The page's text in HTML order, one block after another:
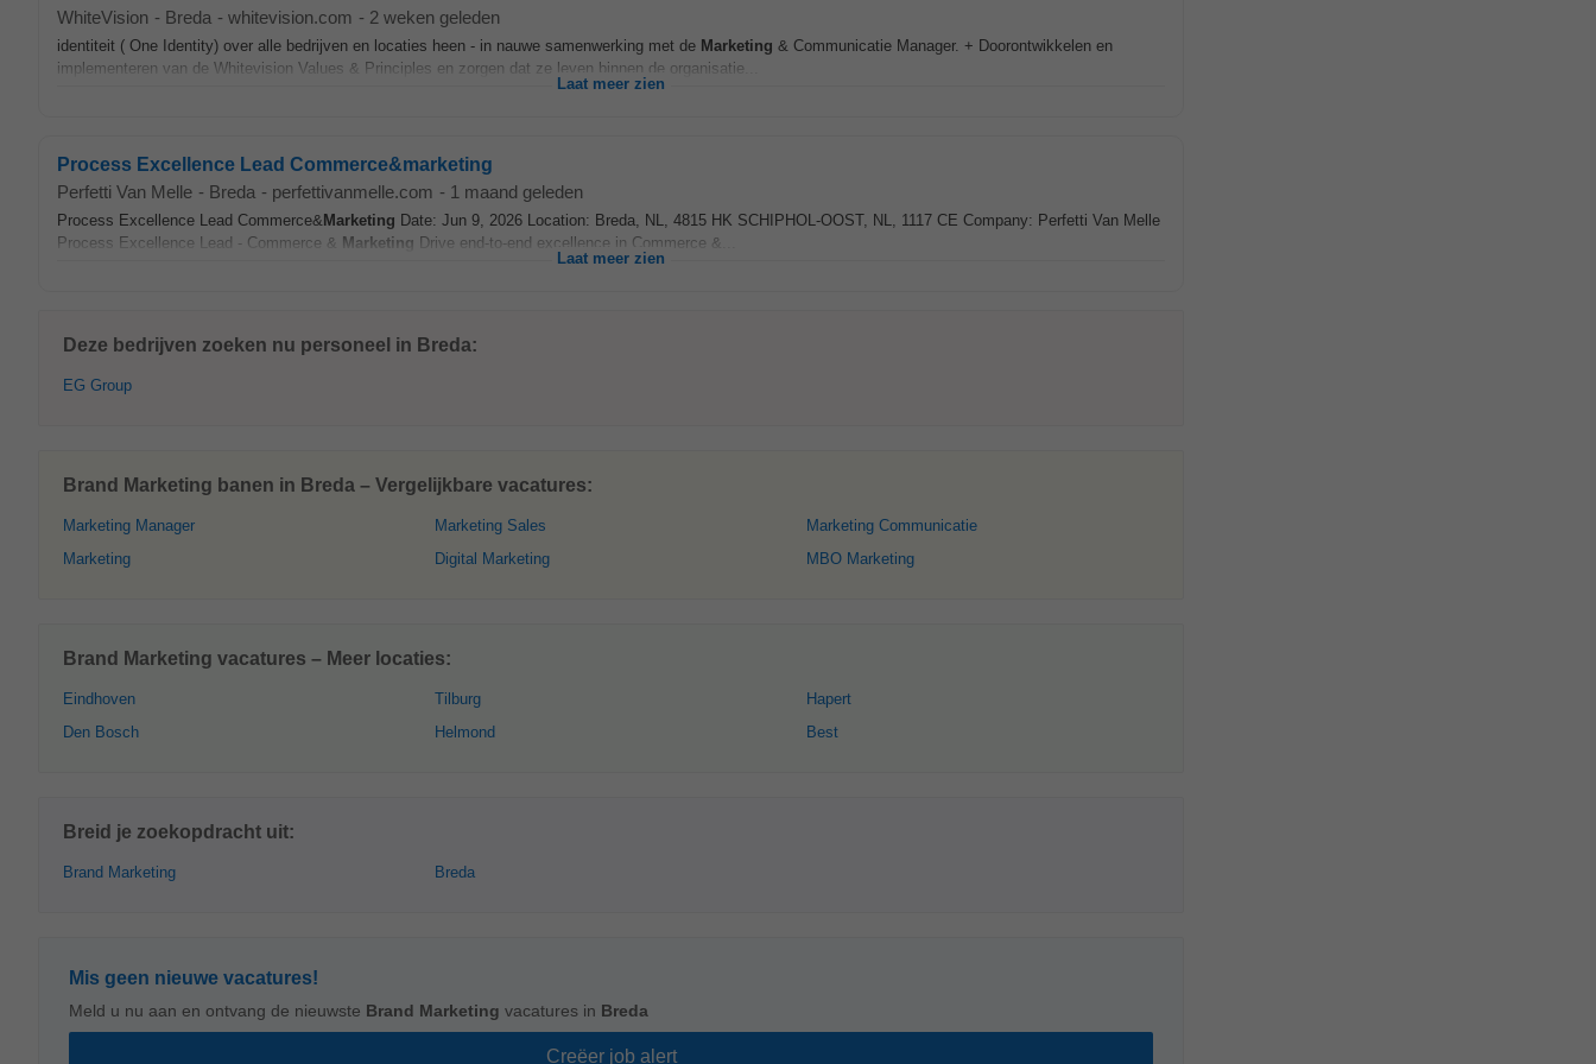
WhiteVision - Breda - whitevision.com - 2 weken geleden
identiteit ( One Identity) over alle bedrijven en locaties heen - in nauwe samenwerking met de Marketing & Communicatie Manager. + Doorontwikkelen en
implementeren van de Whitevision Values & Principles en zorgen dat ze leven binnen de organisatie...
Laat meer zien
Process Excellence Lead Commerce&marketing
Perfetti Van Melle - Breda - perfettivanmelle.com - 1 maand geleden
Process Excellence Lead Commerce&Marketing Date: Jun 9, 2026 Location: Breda, NL, 4815 HK SCHIPHOL-OOST, NL, 1117 CE Company: Perfetti Van Melle
Process Excellence Lead - Commerce & Marketing Drive end-to-end excellence in Commerce &...
Laat meer zien
Deze bedrijven zoeken nu personeel in Breda:
EG Group
Brand Marketing banen in Breda – Vergelijkbare vacatures:
Marketing Manager
Marketing
Marketing Sales
Digital Marketing
Marketing Communicatie
MBO Marketing
Brand Marketing vacatures – Meer locaties:
Eindhoven
Den Bosch
Tilburg
Helmond
Hapert
Best
Breid je zoekopdracht uit:
Brand Marketing Breda
Mis geen nieuwe vacatures!
Meld u nu aan en ontvang de nieuwste Brand Marketing vacatures in Breda